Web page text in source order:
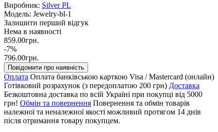
Виробник: Silver PL
Модель: Jewelry-bl-1
Залишити перший відгук
Нема в наявності
859.00грн.
-7%
796.00грн.
Повідомити про наявність
Оплата Оплата банківською карткою Visa / Mastercard (онлайн)
Готівковий розрахунок (з передоплатою 200 грн) Доставка
Безкоштовна доставка по всій Україні при покупці від 5000
грн! Обмін та повернення Повернення та обмін товарів
належної та неналежної якості можливий протягом 14 днів
після отримання товару покупцем.